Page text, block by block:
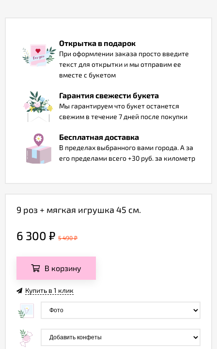
Открытка в подарок
При оформлении заказа просто введите
текст для открытки и мы отправим ее
вместе с букетом
Гарантия свежести букета
Мы гарантируем что букет останется
свежим в течение 7 дней после покупки
Бесплатная доставка
В пределах выбранного вами города. А за
его пределами всего +30 руб. за километр
9 роз + мягкая игрушка 45 см.
6 300 ₽ 5 490₽
В корзину
Купить в 1 клик